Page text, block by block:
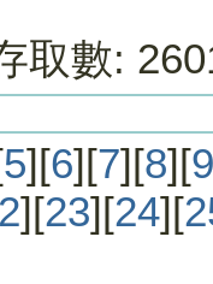
取數:
5][6][7][8][9
][23][24][